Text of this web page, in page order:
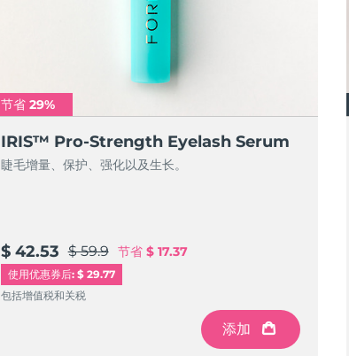
节省 29%
IRIS™ Pro-Strength Eyelash Serum
睫毛增量、保护、强化以及生长。
$ 42.53 $ 59.9 节省 $ 17.37
使用优惠券后: $ 29.77
包括增值税和关税
添加